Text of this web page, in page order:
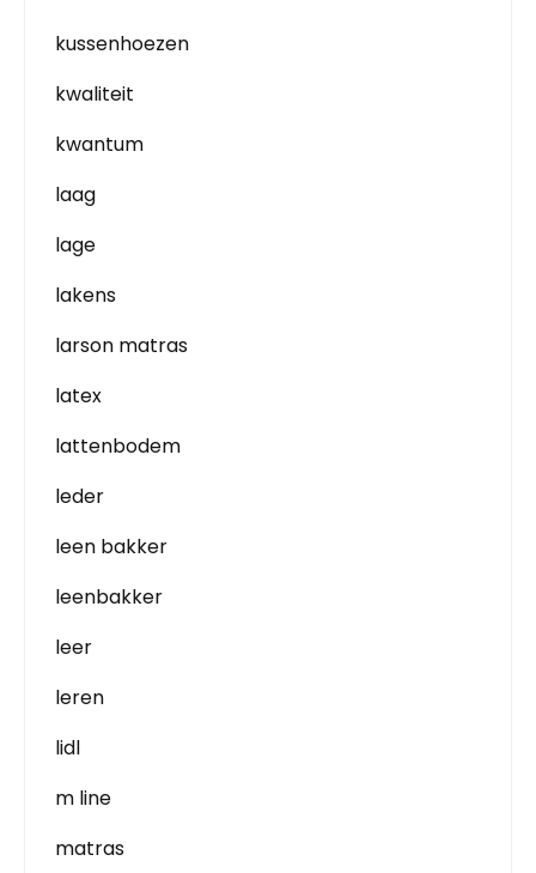
kussenhoezen
kwaliteit
kwantum
laag
lage
lakens
larson matras
latex
lattenbodem
leder
leen bakker
leenbakker
leer
leren
lidl
m line
matras